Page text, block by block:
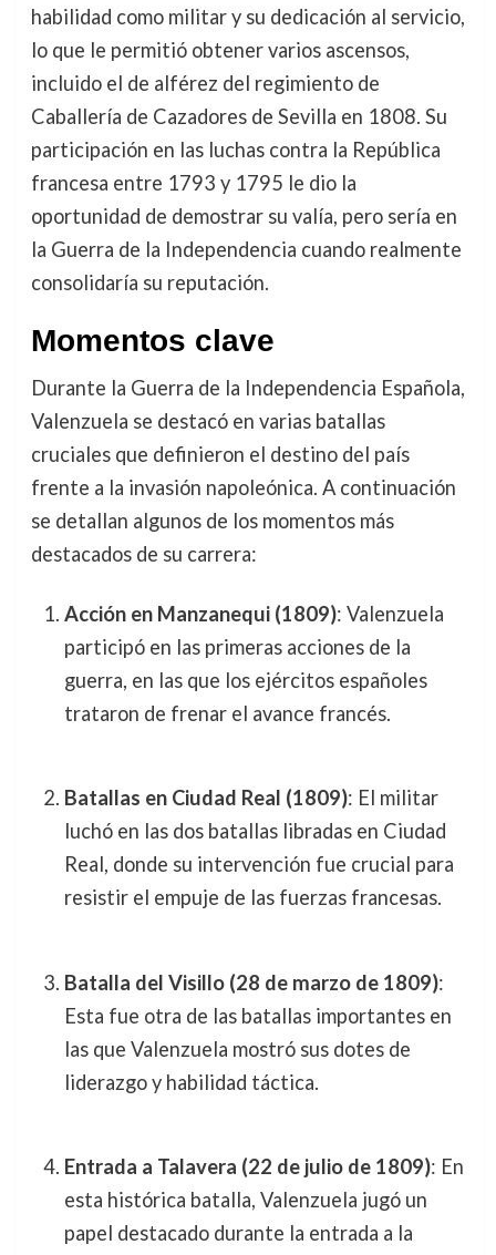
habilidad como militar y su dedicación al servicio,
lo que le permitió obtener varios ascensos,
incluido el de alférez del regimiento de
Caballería de Cazadores de Sevilla en 1808. Su
participación en las luchas contra la República
francesa entre 1793 y 1795 le dio la
oportunidad de demostrar su valía, pero sería en
la Guerra de la Independencia cuando realmente
consolidaría su reputación.
Momentos clave
Durante la Guerra de la Independencia Española,
Valenzuela se destacó en varias batallas
cruciales que definieron el destino del país
frente a la invasión napoleónica. A continuación
se detallan algunos de los momentos más
destacados de su carrera:
Acción en Manzanequi (1809): Valenzuela
participó en las primeras acciones de la
guerra, en las que los ejércitos españoles
trataron de frenar el avance francés.
Batallas en Ciudad Real (1809): El militar
luchó en las dos batallas libradas en Ciudad
Real, donde su intervención fue crucial para
resistir el empuje de las fuerzas francesas.
Batalla del Visillo (28 de marzo de 1809):
Esta fue otra de las batallas importantes en
las que Valenzuela mostró sus dotes de
liderazgo y habilidad táctica.
Entrada a Talavera (22 de julio de 1809): En
esta histórica batalla, Valenzuela jugó un
papel destacado durante la entrada a la